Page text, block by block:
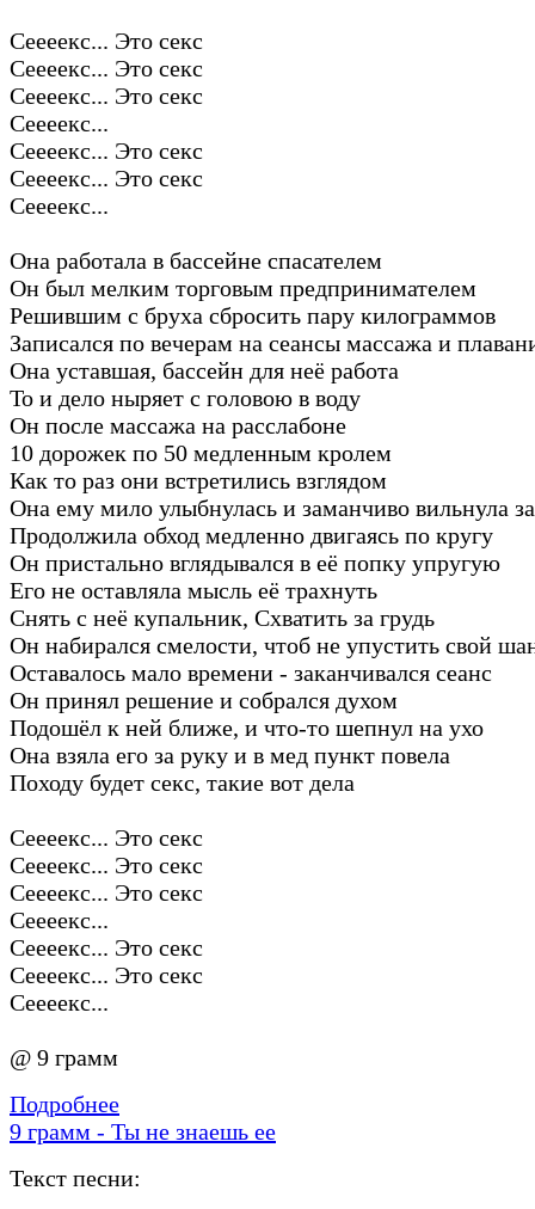
Сеееекс... Это секс
Сеееекс... Это секс
Сеееекс... Это секс
Сеееекс...
Сеееекс... Это секс
Сеееекс... Это секс
Сеееекс...
Она работала в бассейне спасателем
Он был мелким торговым предпринимателем
Решившим с бруха сбросить пару килограммов
Записался по вечерам на сеансы массажа и
Она уставшая, бассейн для неё работа
То и дело ныряет с головою в воду
Он после массажа на расслабоне
10 дорожек по 50 медленным кролем
Как то раз они встретились взглядом
Она ему мило улыбнулась и заманчиво вильнула
Продолжила обход медленно двигаясь по кругу
Он пристально вглядывался в её попку упругую
Его не оставляла мысль её трахнуть
Снять с неё купальник, Схватить за грудь
Он набирался смелости, чтоб не упустить свой
Оставалось мало времени - заканчивался сеанс
Он принял решение и собрался духом
Подошёл к ней ближе, и что-то шепнул на ухо
Она взяла его за руку и в мед пункт повела
Походу будет секс, такие вот дела
Сеееекс... Это секс
Сеееекс... Это секс
Сеееекс... Это секс
Сеееекс...
Сеееекс... Это секс
Сеееекс... Это секс
Сеееекс...
@ 9 грамм
Подробнее
9 грамм - Ты не знаешь ее
Текст песни: